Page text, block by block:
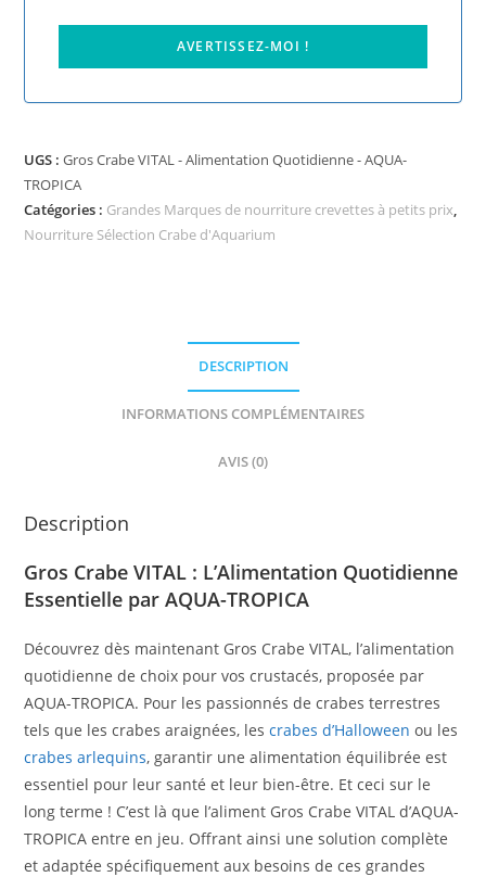
AVERTISSEZ-MOI !
UGS :Gros Crabe VITAL - Alimentation Quotidienne - AQUA-
TROPICA
Catégories : Grandes Marques de nourriture crevettes à petits prix,
Nourriture Sélection Crabe d'Aquarium
DESCRIPTION
INFORMATIONS COMPLÉMENTAIRES
AVIS (0)
Description
Gros Crabe VITAL : L’Alimentation Quotidienne
Essentielle par AQUA-TROPICA
Découvrez dès maintenant Gros Crabe VITAL, l’alimentation
quotidienne de choix pour vos crustacés, proposée par
AQUA-TROPICA. Pour les passionnés de crabes terrestres
tels que les crabes araignées, lescrabes d’Halloween ou les
crabes arlequins, garantir une alimentation équilibrée est
essentiel pour leur santé et leur bien-être. Et ceci sur le
long terme ! C’est là que l’aliment Gros Crabe VITAL d’AQUA-
TROPICA entre en jeu. Offrant ainsi une solution complète
et adaptée spécifiquement aux besoins de ces grandes